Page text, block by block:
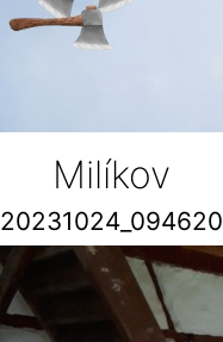
Milíkov
20231024_094620